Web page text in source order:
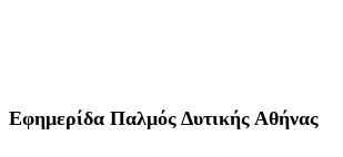
Εφημερίδα Παλμός Δυτικής Αθήνας